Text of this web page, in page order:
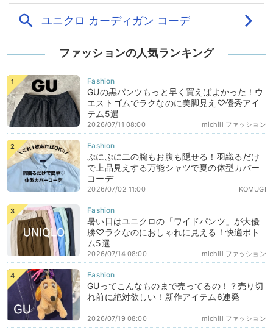
ファッションの人気ランキング
GUの黒パンツもっと早く買えばよかった！ウ
エストゴムでラクなのに美脚見え♡優秀アイ
テム5選
michill ファッション
2026/07/11 08:00
ぷにぷに二の腕もお腹も隠せる！羽織るだけ
で上品見えする万能シャツで夏の体型カバー
コーデ
KOMUGI
2026/07/02 11:00
暑い日はユニクロの「ワイドパンツ」が大優
勝♡ラクなのにおしゃれに見える！快適ボト
ム5選
michill ファッション
2026/07/14 08:00
GUってこんなものまで売ってるの！？売り切
れ前に絶対欲しい！新作アイテム6連発
michill ファッション
2026/07/19 08:00